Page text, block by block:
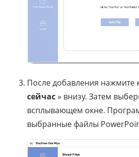
После добавления нажмите
сейчас» внизу. Затем
всплывающем окне.
выбранные файлы